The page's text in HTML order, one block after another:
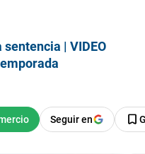
| VIDEO
Seguir en